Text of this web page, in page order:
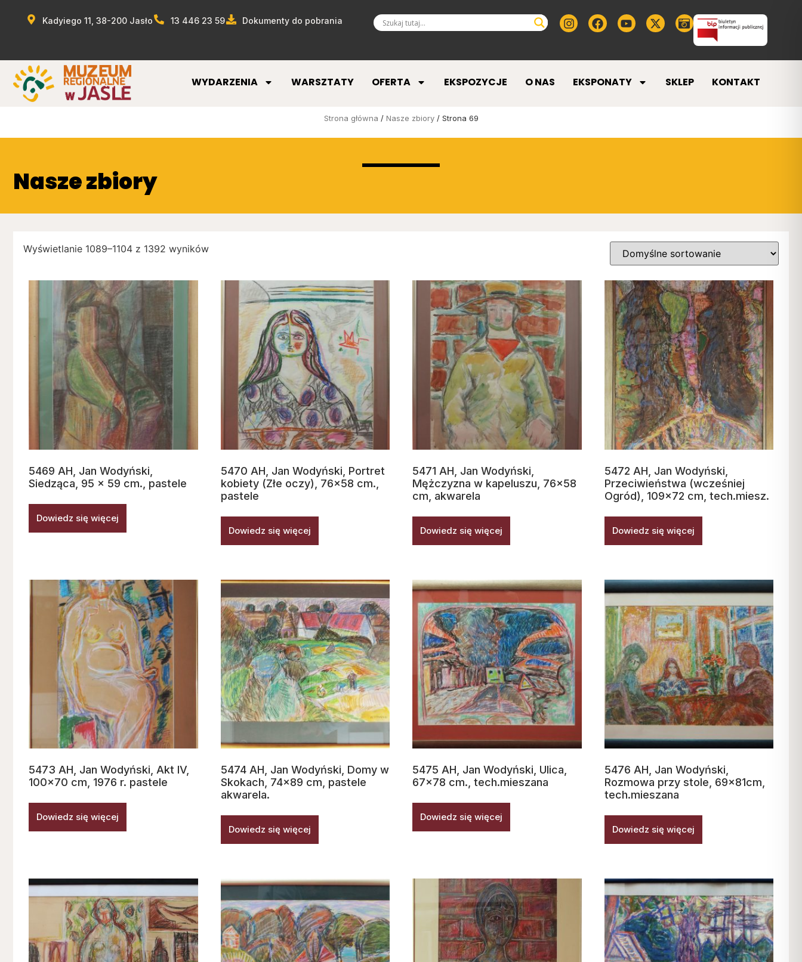
Kadyiego 11, 38-200 Jasło 13 446 23 59 Dokumenty do pobrania
WYDARZENIA WARSZTATY OFERTA EKSPOZYCJE O NAS EKSPONATY SKLEP KONTAKT
Strona główna / Nasze zbiory/ Strona 69
Nasze zbiory
Wyświetlanie 1089–1104 z 1392 wyników
5469 AH, Jan Wodyński,
Siedząca, 95 x 59 cm., pastele
Dowiedz się więcej
5470 AH, Jan Wodyński, Portret
kobiety (Złe oczy), 76×58 cm.,
pastele
Dowiedz się więcej
5471 AH, Jan Wodyński,
Mężczyzna w kapeluszu, 76×58
cm, akwarela
Dowiedz się więcej
5472 AH, Jan Wodyński,
Przeciwieństwa (wcześniej
Ogród), 109×72 cm, tech.miesz.
Dowiedz się więcej
5473 AH, Jan Wodyński, Akt IV,
100×70 cm, 1976 r. pastele
Dowiedz się więcej
5474 AH, Jan Wodyński, Domy w
Skokach, 74×89 cm, pastele
akwarela.
Dowiedz się więcej
5475 AH, Jan Wodyński, Ulica,
67×78 cm., tech.mieszana
Dowiedz się więcej
5476 AH, Jan Wodyński,
Rozmowa przy stole, 69x81cm,
tech.mieszana
Dowiedz się więcej